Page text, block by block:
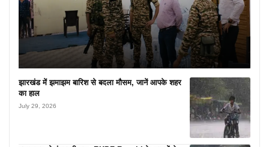
झारखंड में झमाझम बारिश से बदला मौसम, जानें आपके शहर
का हाल
July 29, 2026